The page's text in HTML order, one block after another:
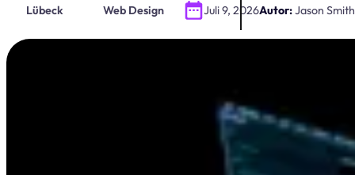
Lübeck Web Design Juli 9, 2026Autor:Jason Smith